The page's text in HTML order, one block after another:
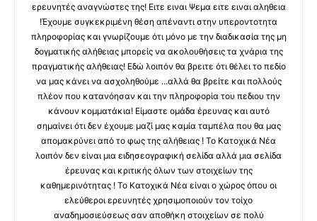
ερευνητές αναγνώστες της! Ειτε ειναι Ψεμα ειτε ειναι αληθεια
!Έχουμε συγκεκριμένη θέση απέναντι στην υπεροντοτητα
πληροφορίας και γνωρίζουμε ότι μόνο με την διαδικασία της μη
δογματικής αλήθειας μπορείς να ακολουθήσεις τα χνάρια της
πραγματικής αλήθειας! Εδώ λοιπόν θα βρειτε ότι θέλει το πεδίο
να μας κάνει να ασχοληθούμε ...αλλά θα βρείτε και πολλούς
πλέον που κατανόησαν και την πληροφορία του πεδιου την
κάνουν κομματάκια! Είμαστε ομάδα έρευνας και αυτό
σημαίνει ότι δεν έχουμε μαζί μας καμία ταμπέλα που θα μας
απομακρύνει από το φως της αλήθειας ! Το Κατοχικά Νέα
λοιπόν δεν είναι μια ειδησεογραφική σελίδα αλλά μια σελίδα
έρευνας και κριτικής όλων των στοιχείων της
καθημερινότητας ! Το Κατοχικά Νέα είναι ο χώρος όπου οι
ελεύθεροι ερευνητές χρησιμοποιούν τον τοίχο
αναδημοσιεύσεως σαν αποθήκη στοιχείων σε πολύ